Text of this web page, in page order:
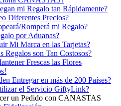
mi Regalo tan Rápidamente?
Diferentes Precios?
Romperá mi Regalo?
por Aduanas?
Mi Marca en las Tarjetas?
Regalos son Tan Costosos?
Frescas las Flores
Entregar en más de 200 Países?
el Servicio GiftyLink?
un Pedido con CANASTAS